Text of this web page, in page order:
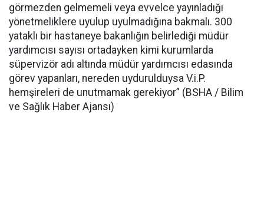
görmezden gelmemeli veya evvelce yayınladığı
yönetmeliklere uyulup uyulmadığına bakmalı. 300
yataklı bir hastaneye bakanlığın belirlediği müdür
yardımcısı sayısı ortadayken kimi kurumlarda
süpervizör adı altında müdür yardımcısı edasında
görev yapanları, nereden uydurulduysa V.i.P.
hemşireleri de unutmamak gerekiyor” (BSHA / Bilim
ve Sağlık Haber Ajansı)